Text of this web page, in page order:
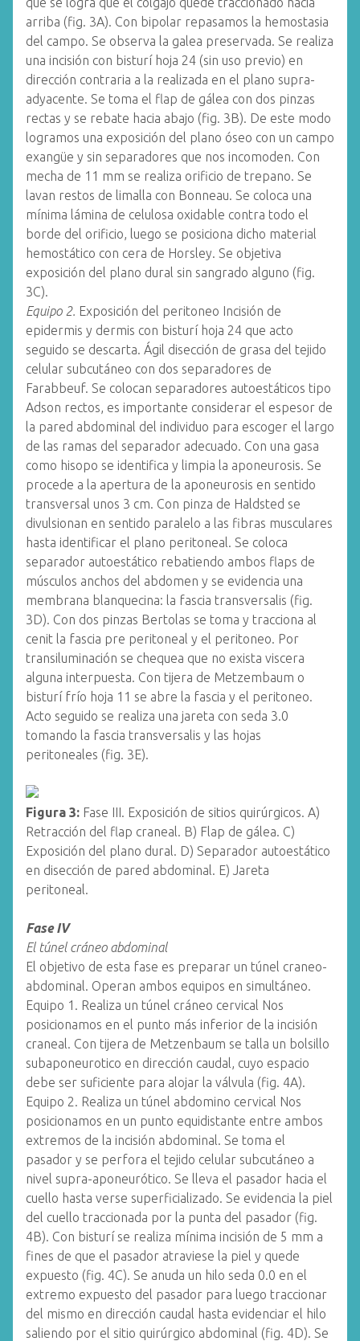
arriba (fig. 3A). Con bipolar repasamos la hemostasia
del campo. Se observa la galea preservada. Se realiza
una incisión con bisturí hoja 24 (sin uso previo) en
dirección contraria a la realizada en el plano supra-
adyacente. Se toma el flap de gálea con dos pinzas
rectas y se rebate hacia abajo (fig. 3B). De este modo
logramos una exposición del plano óseo con un campo
exangüe y sin separadores que nos incomoden. Con
mecha de 11 mm se realiza orificio de trepano. Se
lavan restos de limalla con Bonneau. Se coloca una
mínima lámina de celulosa oxidable contra todo el
borde del orificio, luego se posiciona dicho material
hemostático con cera de Horsley. Se objetiva
exposición del plano dural sin sangrado alguno (fig.
3C).
Equipo 2. Exposición del peritoneo Incisión de
epidermis y dermis con bisturí hoja 24 que acto
seguido se descarta. Ágil disección de grasa del tejido
celular subcutáneo con dos separadores de
Farabbeuf. Se colocan separadores autoestáticos tipo
Adson rectos, es importante considerar el espesor de
la pared abdominal del individuo para escoger el largo
de las ramas del separador adecuado. Con una gasa
como hisopo se identifica y limpia la aponeurosis. Se
procede a la apertura de la aponeurosis en sentido
transversal unos 3 cm. Con pinza de Haldsted se
divulsionan en sentido paralelo a las fibras musculares
hasta identificar el plano peritoneal. Se coloca
separador autoestático rebatiendo ambos flaps de
músculos anchos del abdomen y se evidencia una
membrana blanquecina: la fascia transversalis (fig.
3D). Con dos pinzas Bertolas se toma y tracciona al
cenit la fascia pre peritoneal y el peritoneo. Por
transiluminación se chequea que no exista viscera
alguna interpuesta. Con tijera de Metzembaum o
bisturí frío hoja 11 se abre la fascia y el peritoneo.
Acto seguido se realiza una jareta con seda 3.0
tomando la fascia transversalis y las hojas
peritoneales (fig. 3E).
Figura 3: Fase III. Exposición de sitios quirúrgicos. A)
Retracción del flap craneal. B) Flap de gálea. C)
Exposición del plano dural. D) Separador autoestático
en disección de pared abdominal. E) Jareta
peritoneal.
Fase IV
El túnel cráneo abdominal
El objetivo de esta fase es preparar un túnel craneo-
abdominal. Operan ambos equipos en simultáneo.
Equipo 1. Realiza un túnel cráneo cervical Nos
posicionamos en el punto más inferior de la incisión
craneal. Con tijera de Metzenbaum se talla un bolsillo
subaponeurotico en dirección caudal, cuyo espacio
debe ser suficiente para alojar la válvula (fig. 4A).
Equipo 2. Realiza un túnel abdomino cervical Nos
posicionamos en un punto equidistante entre ambos
extremos de la incisión abdominal. Se toma el
pasador y se perfora el tejido celular subcutáneo a
nivel supra-aponeurótico. Se lleva el pasador hacia el
cuello hasta verse superficializado. Se evidencia la piel
del cuello traccionada por la punta del pasador (fig.
4B). Con bisturí se realiza mínima incisión de 5 mm a
fines de que el pasador atraviese la piel y quede
expuesto (fig. 4C). Se anuda un hilo seda 0.0 en el
extremo expuesto del pasador para luego traccionar
del mismo en dirección caudal hasta evidenciar el hilo
saliendo por el sitio quirúrgico abdominal (fig. 4D). Se